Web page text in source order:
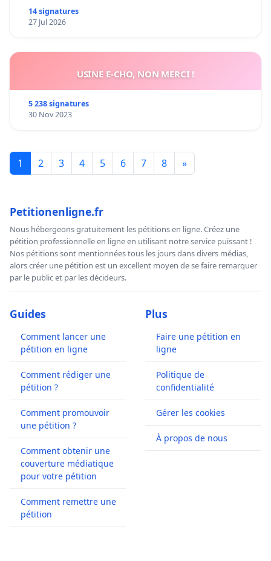
14 signatures
27 Jul 2026
USINE E-CHO, NON MERCI !
5 238 signatures
30 Nov 2023
1 2 3 4 5 6 7 8 »
Petitionenligne.fr
Nous hébergeons gratuitement les pétitions en ligne. Créez une
pétition professionnelle en ligne en utilisant notre service puissant !
Nos pétitions sont mentionnées tous les jours dans divers médias,
alors créer une pétition est un excellent moyen de se faire remarquer
par le public et par les décideurs.
Guides
Comment lancer une
pétition en ligne
Comment rédiger une
pétition ?
Comment promouvoir
une pétition ?
Comment obtenir une
couverture médiatique
pour votre pétition
Comment remettre une
pétition
Plus
Faire une pétition en
ligne
Politique de
confidentialité
Gérer les cookies
À propos de nous